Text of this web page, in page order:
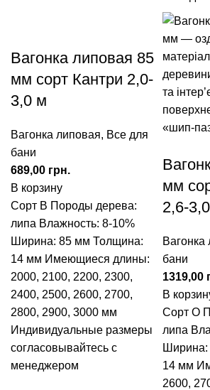
Вагонка липовая 85
мм сорт Кантри 2,0-
3,0 м
Вагонка липовая, Все для
бани
грн.
В корзину
Сорт В Породы дерева:
липа Влажность: 8-10%
Ширина: 85 мм Толщина:
14 мм Имеющиеся длины:
2000, 2100, 2200, 2300,
2400, 2500, 2600, 2700,
2800, 2900, 3000 мм
Индивидуальные размеры
согласовывайтесь с
менеджером
мм
2,6-
Вагонка
бани
В
Сорт О
липа
14 мм
2600,